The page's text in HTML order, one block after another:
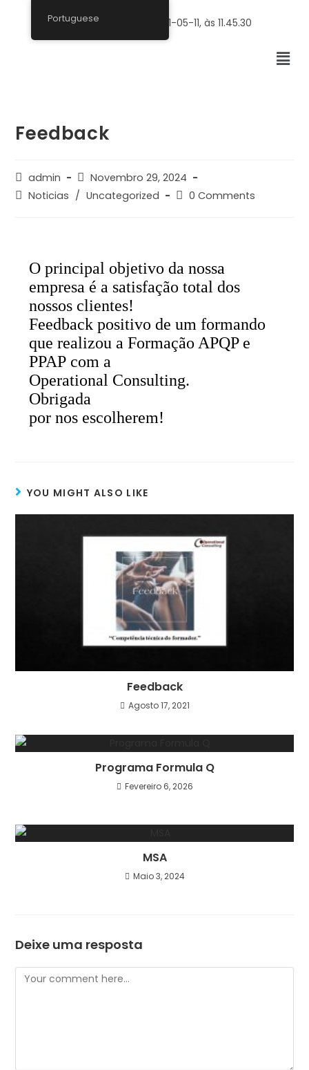
Feedback
admin
Novembro 29, 2024
Noticias / Uncategorized 0 Comments
O principal objetivo da nossa
empresa é a satisfação total dos
nossos clientes!
Feedback positivo de um formando
que realizou a Formação APQP e
PPAP coma
Operational Consulting.
Obrigada
por nos escolherem!
YOU MIGHT ALSO LIKE
Feedback
Agosto 17, 2021
Programa Formula Q
Fevereiro 6, 2026
MSA
Maio 3, 2024
Deixe uma resposta
Portuguese